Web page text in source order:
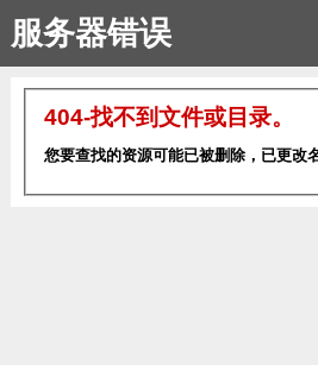
服务器错误
404-找不到文件或目录。
您要查找的资源可能已被删除，已更改